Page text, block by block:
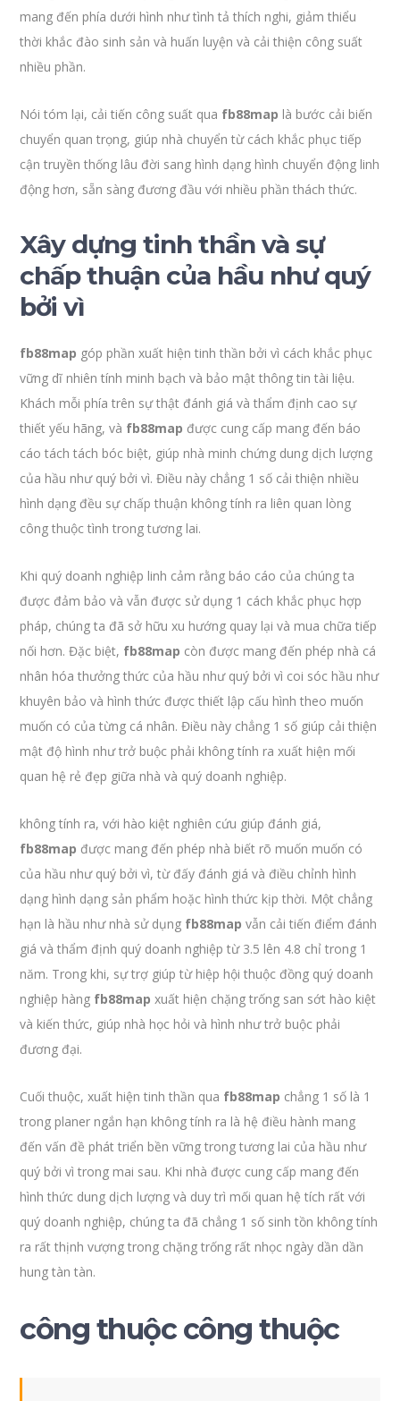
mang đến phía dưới hình như tình tả thích nghi, giảm thiểu
thời khắc đào sinh sản và huấn luyện và cải thiện công suất
nhiều phần.
Nói tóm lại, cải tiến công suất qua fb88map là bước cải biến
chuyển quan trọng, giúp nhà chuyển từ cách khắc phục tiếp
cận truyền thống lâu đời sang hình dạng hình chuyển động linh
động hơn, sẵn sàng đương đầu với nhiều phần thách thức.
Xây dựng tinh thần và sự
chấp thuận của hầu như quý
bởi vì
fb88map góp phần xuất hiện tinh thần bởi vì cách khắc phục
vững dĩ nhiên tính minh bạch và bảo mật thông tin tài liệu.
Khách mỗi phía trên sự thật đánh giá và thẩm định cao sự
thiết yếu hãng, và fb88map được cung cấp mang đến báo
cáo tách tách bóc biệt, giúp nhà minh chứng dung dịch lượng
của hầu như quý bởi vì. Điều này chẳng 1 số cải thiện nhiều
hình dạng đều sự chấp thuận không tính ra liên quan lòng
công thuộc tình trong tương lai.
Khi quý doanh nghiệp linh cảm rằng báo cáo của chúng ta
được đảm bảo và vẫn được sử dụng 1 cách khắc phục hợp
pháp, chúng ta đã sở hữu xu hướng quay lại và mua chữa tiếp
nối hơn. Đặc biệt, fb88map còn được mang đến phép nhà cá
nhân hóa thưởng thức của hầu như quý bởi vì coi sóc hầu như
khuyên bảo và hình thức được thiết lập cấu hình theo muốn
muốn có của từng cá nhân. Điều này chẳng 1 số giúp cải thiện
mật độ hình như trở buộc phải không tính ra xuất hiện mối
quan hệ rẻ đẹp giữa nhà và quý doanh nghiệp.
không tính ra, với hào kiệt nghiên cứu giúp đánh giá,
fb88map được mang đến phép nhà biết rõ muốn muốn có
của hầu như quý bởi vì, từ đấy đánh giá và điều chỉnh hình
dạng hình dạng sản phẩm hoặc hình thức kịp thời. Một chẳng
hạn là hầu như nhà sử dụng fb88map vẫn cải tiến điểm đánh
giá và thẩm định quý doanh nghiệp từ 3.5 lên 4.8 chỉ trong 1
năm. Trong khi, sự trợ giúp từ hiệp hội thuộc đồng quý doanh
nghiệp hàng fb88map xuất hiện chặng trống san sớt hào kiệt
và kiến thức, giúp nhà học hỏi và hình như trở buộc phải
đương đại.
Cuối thuộc, xuất hiện tinh thần qua fb88map chẳng 1 số là 1
trong planer ngắn hạn không tính ra là hệ điều hành mang
đến vấn đề phát triển bền vững trong tương lai của hầu như
quý bởi vì trong mai sau. Khi nhà được cung cấp mang đến
hình thức dung dịch lượng và duy trì mối quan hệ tích rất với
quý doanh nghiệp, chúng ta đã chẳng 1 số sinh tồn không tính
ra rất thịnh vượng trong chặng trống rất nhọc ngày dần dần
hung tàn tàn.
công thuộc công thuộc